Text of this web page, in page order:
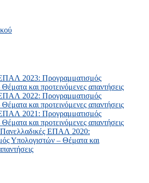
2023: Προγραμματισμός
και προτεινόμενες απαντήσεις
2022: Προγραμματισμός
και προτεινόμενες απαντήσεις
2021: Προγραμματισμός
και προτεινόμενες απαντήσεις
Πανελλαδικές ΕΠΑΛ 2020:
Υπολογιστών – Θέματα και